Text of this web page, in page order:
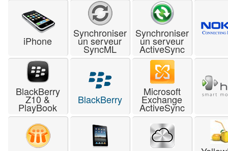
iPhone
Synchroniser
un serveur
SyncML
Synchroniser
un serveur
ActiveSync
BlackBerry
Z10 &
PlayBook
BlackBerry
Microsoft
Exchange
ActiveSync